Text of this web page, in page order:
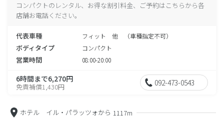
コンパクトのレンタル、お得な割引料金、ご予約はこちらから各
店舗お電話ください。
代表車種 フィット 他 （車種指定不可）
ボディタイプ コンパクト
営業時間 08:00-20:00
6時間まで6,270円
免責補償1,430円 092-473-0543
ホテル イル・パラッツォから 1117m